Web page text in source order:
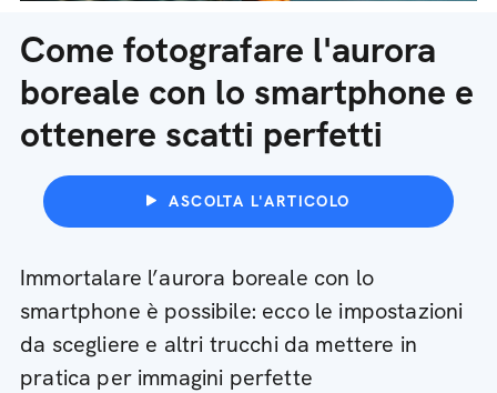
Come fotografare l'aurora
boreale con lo smartphone e
ottenere scatti perfetti
ASCOLTA L'ARTICOLO
Immortalare l’aurora boreale con lo
smartphone è possibile: ecco le impostazioni
da scegliere e altri trucchi da mettere in
pratica per immagini perfette